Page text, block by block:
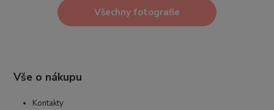
Všechny fotografie
Vše o nákupu
Kontakty